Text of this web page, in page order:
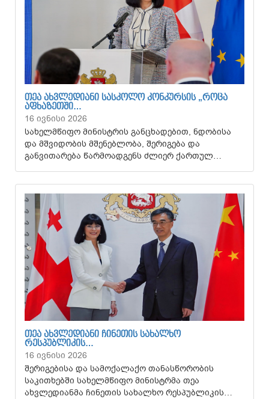
ᲗᲔᲐ ᲐᲮᲕᲚᲔᲓᲘᲐᲜᲘ ᲡᲐᲡᲙᲝᲚᲝ ᲙᲝᲜᲙᲣᲠᲡᲘᲡ „ᲠᲝᲪᲐ
ᲐᲤᲮᲐᲖᲔᲗᲨᲘ…
16 ივნისი 2026
სახელმწიფო მინისტრის განცხადებით, ნდობისა
და მშვიდობის მშენებლობა, შერიგება და
განვითარება წარმოადგენს ძლიერ ქართულ…
ᲗᲔᲐ ᲐᲮᲕᲚᲔᲓᲘᲐᲜᲘ ᲩᲘᲜᲔᲗᲘᲡ ᲡᲐᲮᲐᲚᲮᲝ
ᲠᲔᲡᲞᲣᲑᲚᲘᲙᲘᲡ…
16 ივნისი 2026
შერიგებისა და სამოქალაქო თანასწორობის
საკითხებში სახელმწიფო მინისტრმა თეა
ახვლედიანმა ჩინეთის სახალხო რესპუბლიკის…